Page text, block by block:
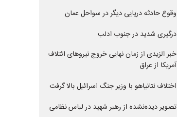
وقوع حادثه دریایی دیگر در سواحل عمان
درگیری شدید در جنوب ادلب
خبر الزیدی از زمان نهایی خروج نیروهای ائتلاف
آمریکا از عراق
اختلاف نتانیاهو با وزیر جنگ اسرائیل بالا گرفت
تصویر دیده‌نشده از رهبر شهید در لباس نظامی